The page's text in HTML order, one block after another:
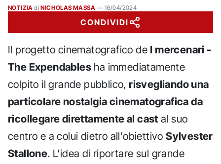
NOTIZIA di NICHOLAS MASSA —16/04/2024
CONDIVIDI
Il progetto cinematografico de I mercenari -
The Expendables ha immediatamente
colpito il grande pubblico, risvegliando una
particolare nostalgia cinematografica da
ricollegare direttamente al cast al suo
centro e a colui dietro all'obiettivoSylvester
Stallone. L'idea di riportare sul grande